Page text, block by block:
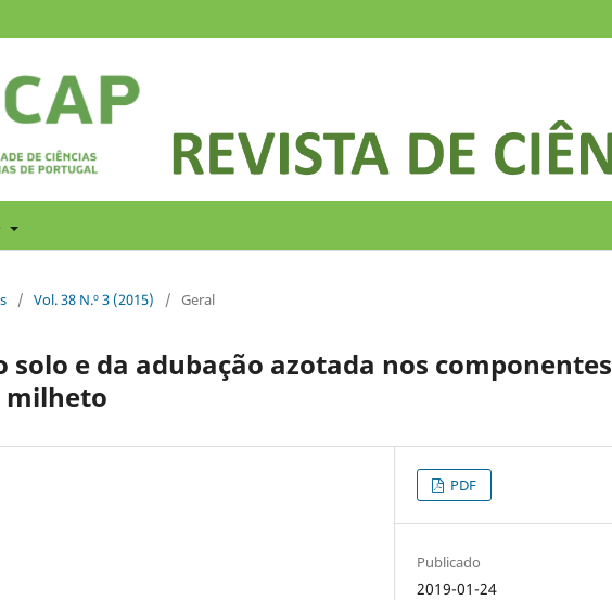
/ Vol. 38 N.º 3 (2015) / Geral
solo e da adubação azotada nos componentes
milheto
PDF
Publicado
2019-01-24